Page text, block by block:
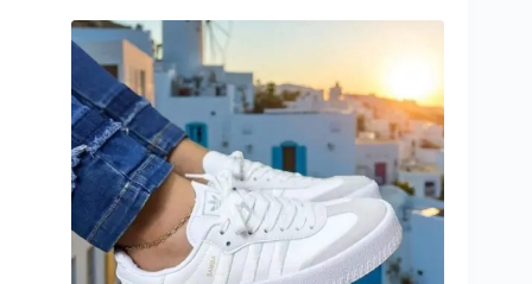
opciones
se
pueden
elegir
en
la
página
de
producto